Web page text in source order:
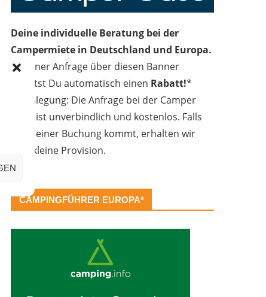
Deine individuelle Beratung bei der
Campermiete in Deutschland und Europa.
Bei einer Anfrage über diesen Banner
erhältst Du automatisch einen Rabatt!*
Offenlegung: Die Anfrage bei der Camper
Oase ist unverbindlich und kostenlos. Falls
es zu einer Buchung kommt, erhalten wir
eine kleine Provision.
CAMPINGFÜHRER EUROPA*